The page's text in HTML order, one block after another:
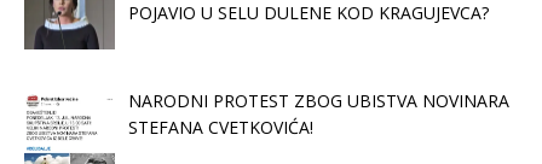
POJAVIO U SELU DULENE KOD KRAGUJEVCA?
NARODNI PROTEST ZBOG UBISTVA NOVINARA
STEFANA CVETKOVIĆA!